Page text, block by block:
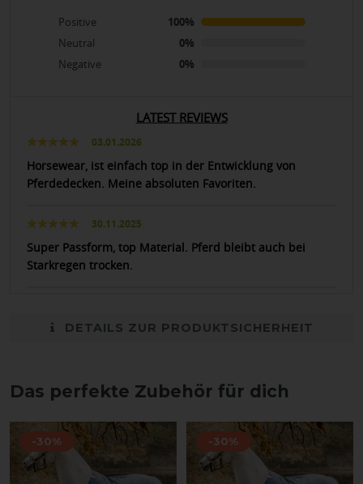
Positive
100%
Neutral
0%
Negative
0%
LATEST REVIEWS
03.01.2026
Horsewear, ist einfach top in der Entwicklung von
Pferdedecken. Meine absoluten Favoriten.
30.11.2025
Super Passform, top Material. Pferd bleibt auch bei
Starkregen trocken.
DETAILS ZUR PRODUKTSICHERHEIT
Das perfekte Zubehör für dich
-30% -30%